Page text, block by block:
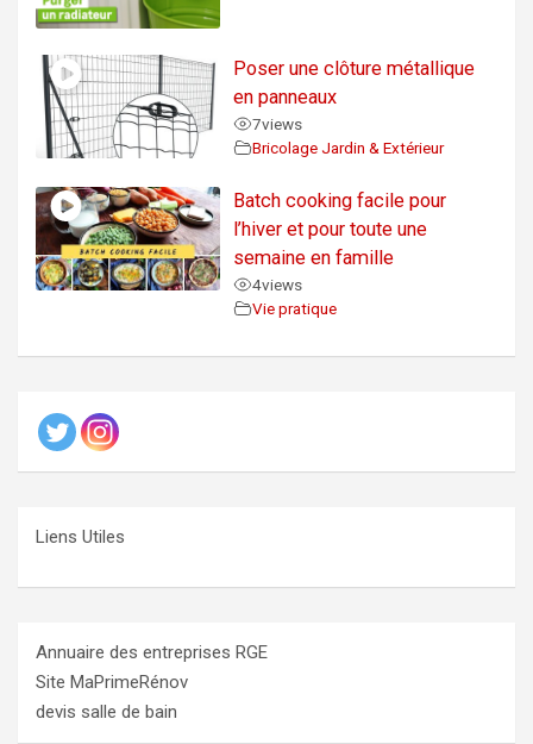
Poser une clôture métallique
en panneaux
7views
Bricolage Jardin & Extérieur
Batch cooking facile pour
l’hiver et pour toute une
semaine en famille
4views
Vie pratique
Liens Utiles
Annuaire des entreprises RGE
Site MaPrimeRénov
devis salle de bain